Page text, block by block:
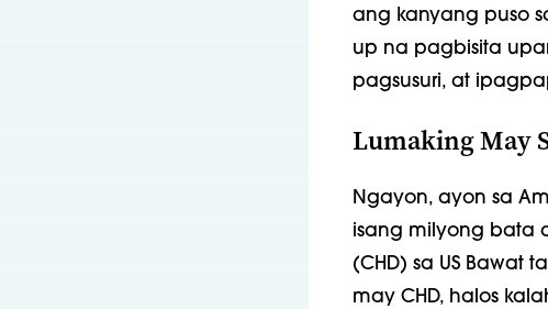
ang kanyang puso
up na pagbisita
pagsusuri, at
Lumaking May
Ngayon, ayon sa
isang milyong bata
(CHD) sa US Bawat
may CHD, halos